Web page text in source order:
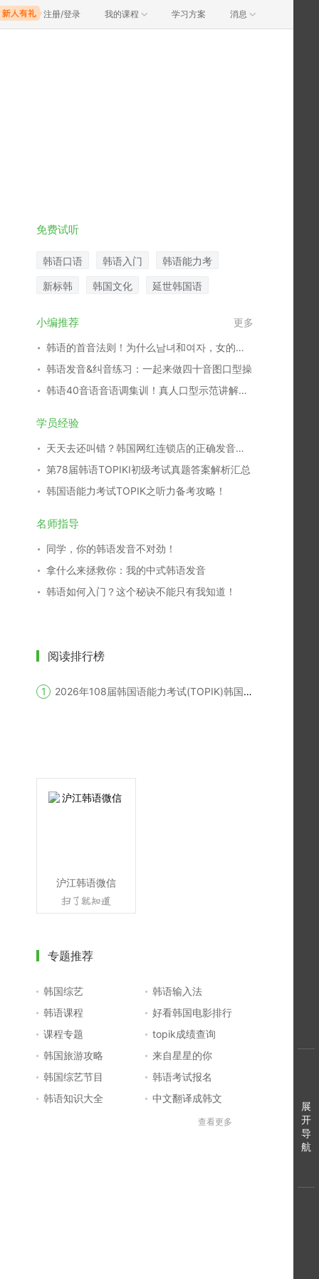
注册/登录 我的课程 学习方案 消息
免费试听
韩语口语 韩语入门 韩语能力考
新标韩 韩国文化 延世韩国语
小编推荐 更多
韩语的首音法则！为什么남녀和여자，女的表达不同？
韩语发音&纠音练习：一起来做四十音图口型操
韩语40音语音语调集训！真人口型示范讲解，10天告别中式发音
学员经验
天天去还叫错？韩国网红连锁店的正确发音教你
第78届韩语TOPIKⅠ初级考试真题答案解析汇总
韩国语能力考试TOPIK之听力备考攻略！
名师指导
同学，你的韩语发音不对劲！
拿什么来拯救你：我的中式韩语发音
韩语如何入门？这个秘诀不能只有我知道！
阅读排行榜
2026年108届韩国语能力考试(TOPIK)韩国报名时间
沪江韩语微信
专题推荐
韩国综艺
韩语输入法
韩语课程
好看韩国电影排行
课程专题
topik成绩查询
韩国旅游攻略
来自星星的你
韩国综艺节目
韩语考试报名
韩语知识大全
中文翻译成韩文
查看更多
展
开
导
航